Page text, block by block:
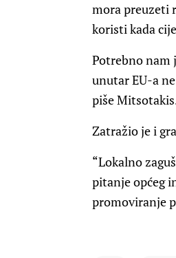
mora preuzeti
koristi kada
Potrebno nam
unutar EU-a
piše
Zatražio je i
“Lokalno
pitanje općeg
promoviranje